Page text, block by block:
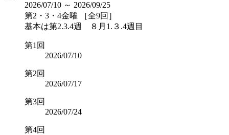
2026/07/10 ～ 2026/09/25
第2・3・4金曜 ［全9回］
基本は第2.3.4週 ８月1.３.4週目
第1回
2026/07/10
第2回
2026/07/17
第3回
2026/07/24
第4回